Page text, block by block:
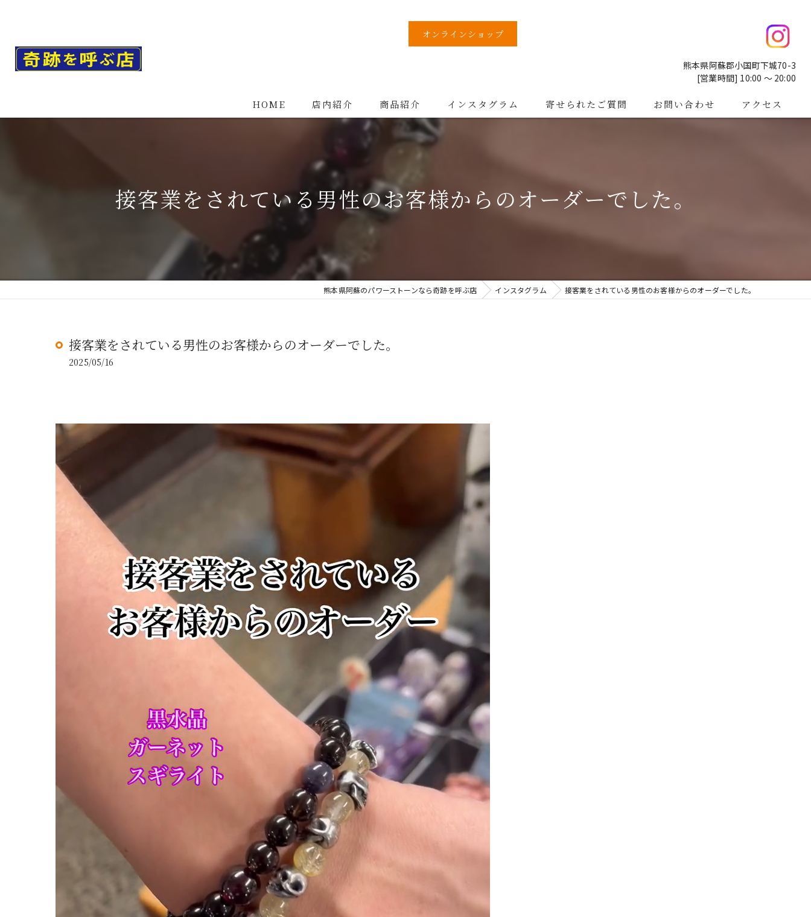
オンラインショップ
熊本県阿蘇郡小国町下城70-3
[営業時間] 10:00 ～ 20:00
HOME 店内紹介 商品紹介 インスタグラム 寄せられたご質問 お問い合わせ アクセス
接客業をされている男性のお客様からのオーダーでした。
熊本県阿蘇のパワーストーンなら奇跡を呼ぶ店 インスタグラム 接客業をされている男性のお客様からのオーダーでした。
接客業をされている男性のお客様からのオーダーでした。
2025/05/16